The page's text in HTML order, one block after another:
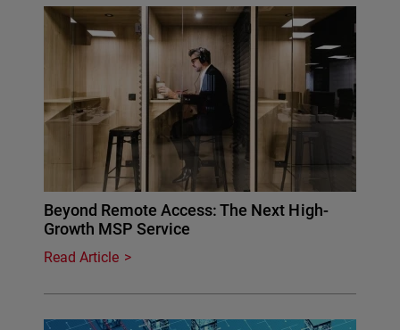
Beyond Remote Access: The Next High-
Growth MSP Service
Read Article